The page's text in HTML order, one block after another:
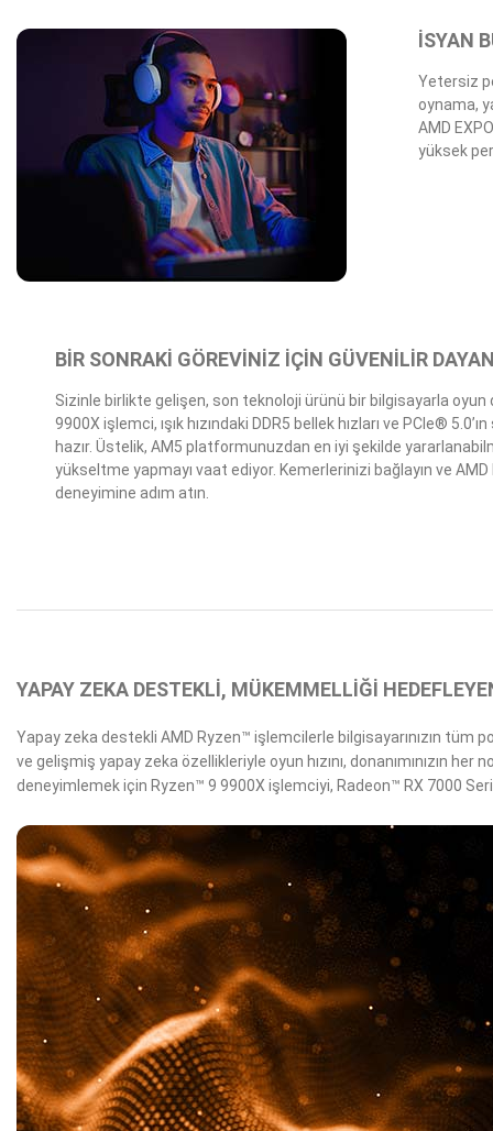
İSYAN
Yetersiz
oynama,
AMD
yüksek
BİR SONRAKİ GÖREVİNİZ İÇİN GÜVENİLİR
Sizinle birlikte gelişen, son teknoloji ürünü bir bilgisayarla oyun
9900X işlemci, ışık hızındaki DDR5 bellek hızları ve PCIe®
hazır. Üstelik, AM5 platformunuzdan en iyi şekilde
yükseltme yapmayı vaat ediyor. Kemerlerinizi bağlayın ve
deneyimine adım atın.
YAPAY ZEKA DESTEKLİ, MÜKEMMELLİĞİ
Yapay zeka destekli AMD Ryzen™ işlemcilerle bilgisayarınızın tüm
ve gelişmiş yapay zeka özellikleriyle oyun hızını, donanımınızın
deneyimlemek için Ryzen™ 9 9900X işlemciyi, Radeon™ RX 7000